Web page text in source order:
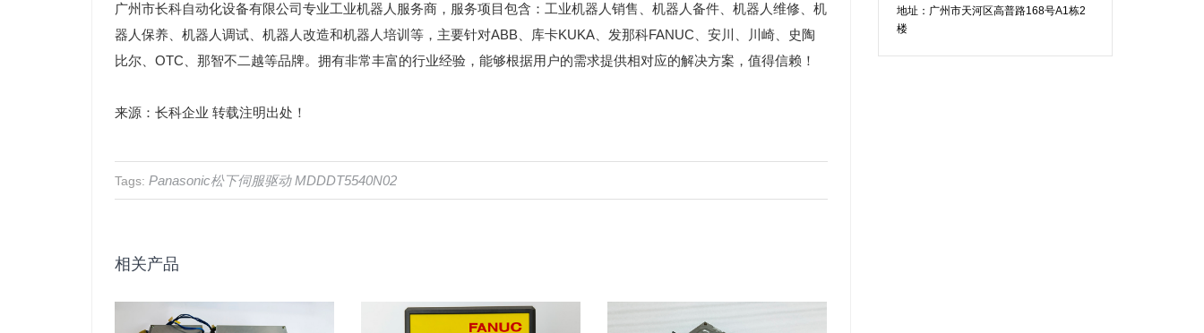
广州市长科自动化设备有限公司专业工业机器人服务商，服务项目包含：工业机器人销售、机器人备件、机器人维修、机
器人保养、机器人调试、机器人改造和机器人培训等，主要针对ABB、库卡KUKA、发那科FANUC、安川、川崎、史陶
比尔、OTC、那智不二越等品牌。拥有非常丰富的行业经验，能够根据用户的需求提供相对应的解决方案，值得信赖！
来源：长科企业 转载注明出处！
Tags: Panasonic松下伺服驱动 MDDDT5540N02
相关产品
地址：广州市天河区高普路168号A1栋2
楼